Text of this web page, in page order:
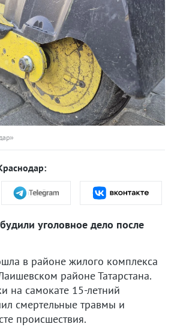
уголовное дело после
в районе жилого комплекса
районе Татарстана.
на самокате 15-летний
смертельные травмы и
происшествия.